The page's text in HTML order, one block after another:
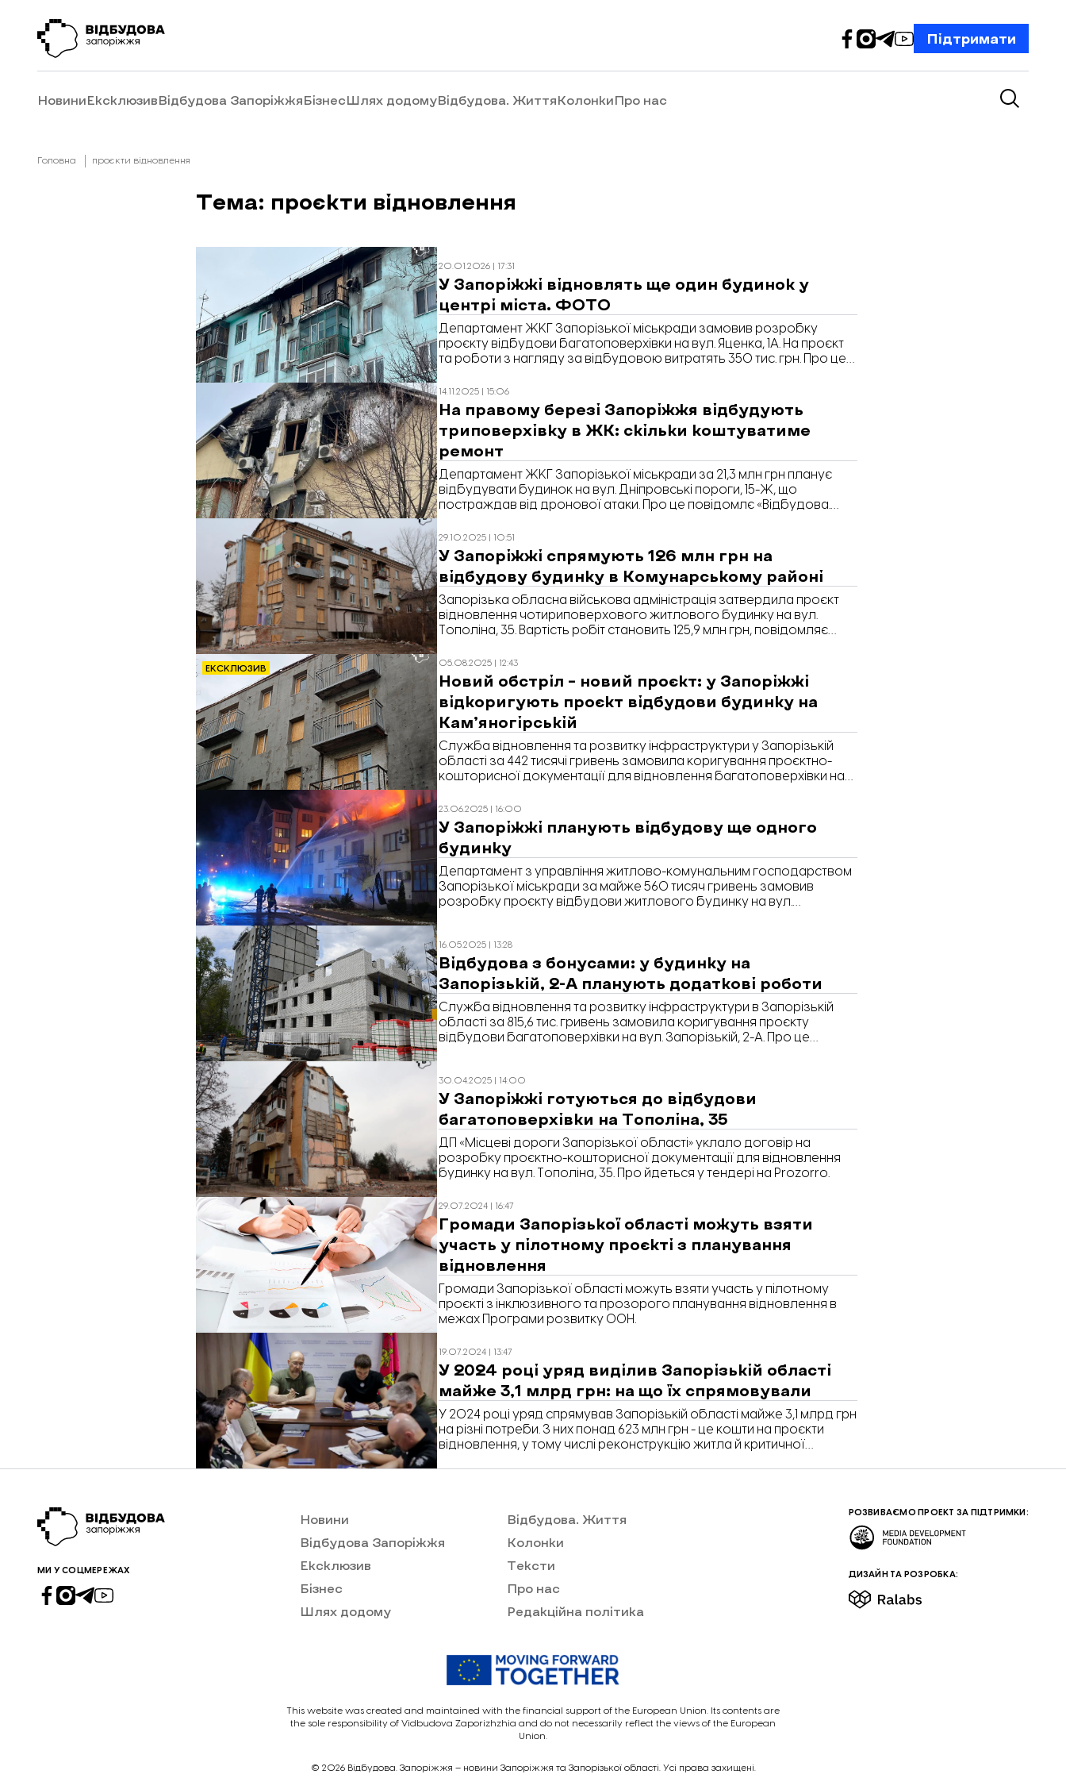
Підтримати
НовиниЕксклюзивВідбудова ЗапоріжжяБізнесШлях додомуВідбудова. ЖиттяКолонкиПро нас
Головна проєкти відновлення
Тема: проєкти відновлення
20.01.2026 | 17:31
У Запоріжжі відновлять ще один будинок у
центрі міста. ФОТО
Департамент ЖКГ Запорізької міськради замовив розробку
проєкту відбудови багатоповерхівки на вул. Яценка, 1А. На проєкт
та роботи з нагляду за відбудовою витратять 350 тис. грн. Про це
14.11.2025 | 15:06
На правому березі Запоріжжя відбудують
триповерхівку в ЖК: скільки коштуватиме
ремонт
Департамент ЖКГ Запорізької міськради за 21,3 млн грн планує
відбудувати будинок на вул. Дніпровські пороги, 15-Ж, що
постраждав від дронової атаки. Про це повідомлє «Відбудова.
29.10.2025 | 10:51
У Запоріжжі спрямують 126 млн грн на
відбудову будинку в Комунарському районі
Запорізька обласна військова адміністрація затвердила проєкт
відновлення чотириповерхового житлового будинку на вул.
Тополіна, 35. Вартість робіт становить 125,9 млн грн, повідомляє
ЕКСКЛЮЗИВ
05.08.2025 | 12:43
Новий обстріл – новий проєкт: у Запоріжжі
відкоригують проєкт відбудови будинку на
Кам’яногірській
Служба відновлення та розвитку інфраструктури у Запорізькій
області за 442 тисячі гривень замовила коригування проєктно-
кошторисної документації для відновлення багатоповерхівки на
передає «Відбудова. Запоріжжя».
23.06.2025 | 16:00
У Запоріжжі планують відбудову ще одного
будинку
Департамент з управління житлово-комунальним господарством
Запорізької міськради за майже 560 тисяч гривень замовив
розробку проєкту відбудови житлового будинку на вул.
16.05.2025 | 13:28
Відбудова з бонусами: у будинку на
Запорізькій, 2-А планують додаткові роботи
Служба відновлення та розвитку інфраструктури в Запорізькій
області за 815,6 тис. гривень замовила коригування проєкту
відбудови багатоповерхівки на вул. Запорізькій, 2-А. Про це
30.04.2025 | 14:00
У Запоріжжі готуються до відбудови
багатоповерхівки на Тополіна, 35
ДП «Місцеві дороги Запорізької області» уклало договір на
розробку проєктно-кошторисної документації для відновлення
будинку на вул. Тополіна, 35. Про йдеться у тендері на Prozorro.
29.07.2024 | 16:47
Громади Запорізької області можуть взяти
участь у пілотному проєкті з планування
відновлення
Громади Запорізької області можуть взяти участь у пілотному
проєкті з інклюзивного та прозорого планування відновлення в
межах Програми розвитку ООН.
19.07.2024 | 13:47
У 2024 році уряд виділив Запорізькій області
майже 3,1 млрд грн: на що їх спрямовували
У 2024 році уряд спрямував Запорізькій області майже 3,1 млрд грн
на різні потреби. З них понад 623 млн грн - це кошти на проєкти
відновлення, у тому числі реконструкцію житла й критичної
МИ У СОЦМЕРЕЖАХ
Новини
Відбудова Запоріжжя
Ексклюзив
Бізнес
Шлях додому
Відбудова. Життя
Колонки
Тексти
Про нас
Редакційна політика
РОЗВИВАЄМО ПРОЕКТ ЗА ПІДТРИМКИ:
ДИЗАЙН ТА РОЗРОБКА:
This website was created and maintained with the financial support of the European Union. Its contents are
the sole responsibility of Vidbudova Zaporizhzhia and do not necessarily reflect the views of the European
Union.
© 2026 Відбудова. Запоріжжя – новини Запоріжжя та Запорізької області. Усі права захищені.